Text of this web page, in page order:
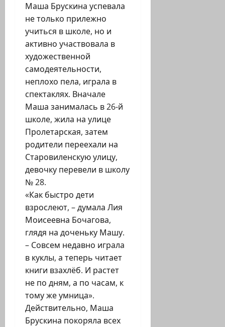
Маша Брускина успевала
не только прилежно
учиться в школе, но и
активно участвовала в
художественной
самодеятельности,
неплохо пела, играла в
спектаклях. Вначале
Маша занималась в 26-й
школе, жила на улице
Пролетарская, затем
родители переехали на
Старовиленскую улицу,
девочку перевели в школу
№ 28.
«Как быстро дети
взрослеют, – думала Лия
Моисеевна Бочагова,
глядя на доченьку Машу.
– Совсем недавно играла
в куклы, а теперь читает
книги взахлёб. И растет
не по дням, а по часам, к
тому же умница».
Действительно, Маша
Брускина покоряла всех